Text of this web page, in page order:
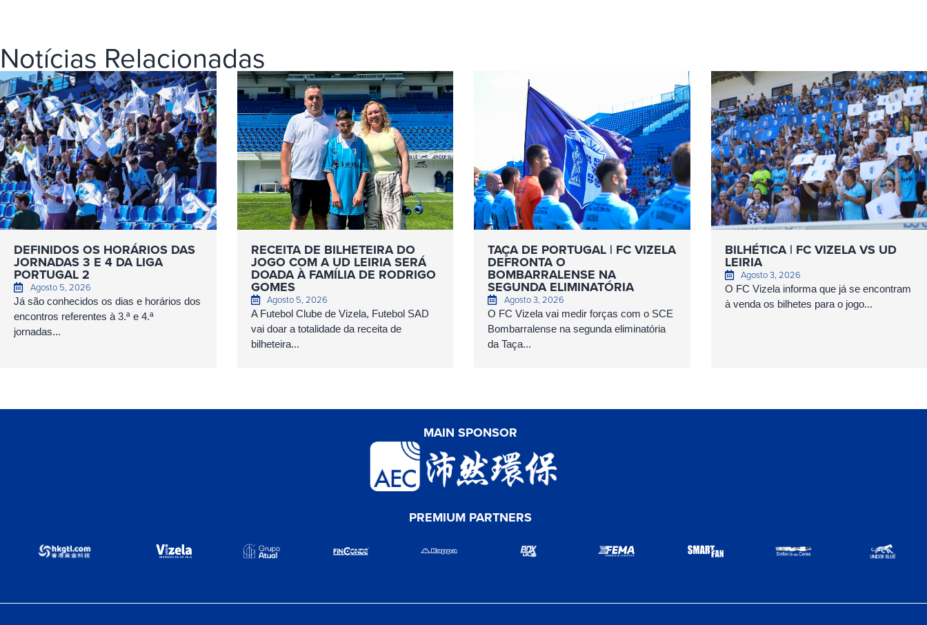
Notícias Relacionadas
DEFINIDOS OS HORÁRIOS DAS
JORNADAS 3 E 4 DA LIGA
PORTUGAL 2
Agosto 5, 2026
Já são conhecidos os dias e horários dos
encontros referentes à 3.ª e 4.ª
jornadas...
RECEITA DE BILHETEIRA DO
JOGO COM A UD LEIRIA SERÁ
DOADA À FAMÍLIA DE RODRIGO
GOMES
Agosto 5, 2026
A Futebol Clube de Vizela, Futebol SAD
vai doar a totalidade da receita de
bilheteira...
TAÇA DE PORTUGAL | FC VIZELA
DEFRONTA O
BOMBARRALENSE NA
SEGUNDA ELIMINATÓRIA
Agosto 3, 2026
O FC Vizela vai medir forças com o SCE
Bombarralense na segunda eliminatória
da Taça...
BILHÉTICA | FC VIZELA VS UD
LEIRIA
Agosto 3, 2026
O FC Vizela informa que já se encontram
à venda os bilhetes para o jogo...
MAIN SPONSOR
PREMIUM PARTNERS